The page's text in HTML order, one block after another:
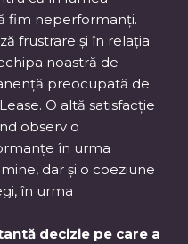
fim neperformanți.
frustrare și în relația
noastră de
preocupată de
O altă satisfacție
observ o
în urma
dar și o coeziune
în urma
decizie pe care a